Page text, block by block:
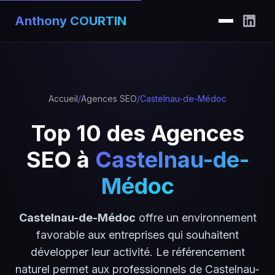
Anthony COURTIN
Accueil/Agences SEO/Castelnau-de-Médoc
Top 10 des Agences
SEO à Castelnau-de-
Médoc
Castelnau-de-Médoc offre un environnement
favorable aux entreprises qui souhaitent
développer leur activité. Le référencement
naturel permet aux professionnels de Castelnau-